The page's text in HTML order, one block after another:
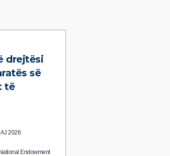
drejtësi
së
të
2026
Endowment